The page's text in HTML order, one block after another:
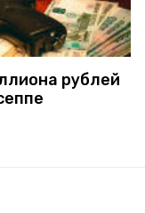
рублей